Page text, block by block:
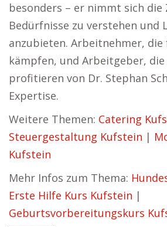
besonders – er nimmt sich die
Bedürfnisse zu verstehen und
anzubieten. Arbeitnehmer, die
kämpfen, und Arbeitgeber,
profitieren von Dr. Stephan
Expertise.
Weitere Themen: Catering
Steuergestaltung Kufstein |
Kufstein
Mehr Infos zum Thema:
Erste Hilfe Kurs Kufstein |
Geburtsvorbereitungskurs